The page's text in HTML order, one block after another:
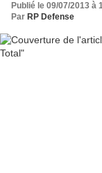
Publié le 09/07/2013 à
Par RP Defense